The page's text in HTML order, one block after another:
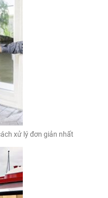
xử lý đơn giản nhất